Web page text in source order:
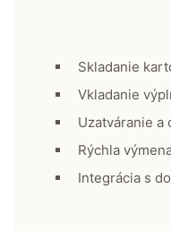
Skladanie
Vkladanie
Uzatváranie a
Rýchla
Integrácia s